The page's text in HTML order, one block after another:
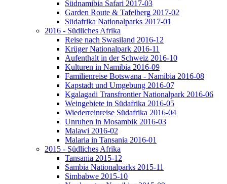
Südnamibia Safari 2017-03
Garden Route & Tafelberg 2017-02
Südafrika Nationalparks 2017-01
2016 - Südliches Afrika
Reise nach Swasiland 2016-12
Krüger Nationalpark 2016-11
Aufenthalt in der Schweiz 2016-10
Kulturen in Namibia 2016-09
Familienreise Botswana - Namibia 2016-08
Kapstadt und Umgebung 2016-07
Kgalagadi Transfrontier Nationalpark 2016-06
Weingebiete in Südafrika 2016-05
Wiederreinreise Südafrika 2016-04
Unruhen in Mosambik 2016-03
Malawi 2016-02
Malaria in Tansania 2016-01
2015 - Südliches Afrika
Tansania 2015-12
Sambia Nationalparks 2015-11
Simbabwe 2015-10